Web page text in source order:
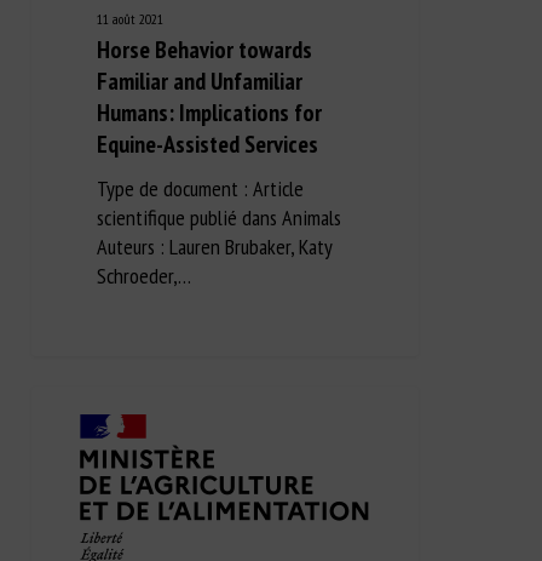
11 août 2021
Horse Behavior towards
Familiar and Unfamiliar
Humans: Implications for
Equine-Assisted Services
Type de document : Article
scientifique publié dans Animals
Auteurs : Lauren Brubaker, Katy
Schroeder,…